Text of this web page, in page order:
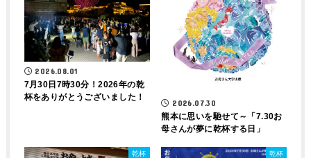
2026.08.01
7月30日7時30分！2026年の乾
杯をありがとうございました！
2026.07.30
熊本に思いを馳せて～「7.30お
母さんが夢に乾杯する日」
乾杯 乾杯